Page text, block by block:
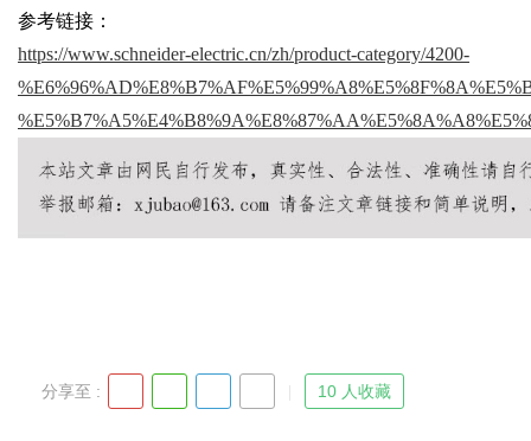
d
参考链接：
https://www.schneider-electric.cn/zh/product-category/4200-
分享至 : 10 人收藏